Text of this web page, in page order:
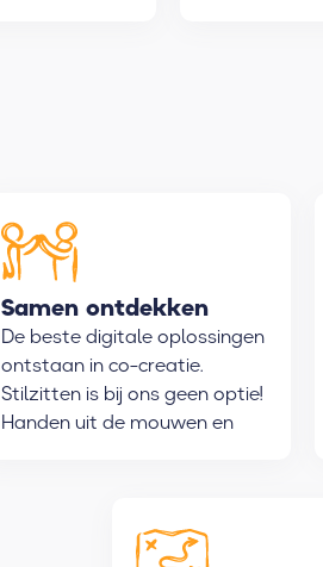
Samen ontdekken
De beste digitale oplossingen
ontstaan in co-creatie.
Stilzitten is bij ons geen optie!
Handen uit de mouwen en